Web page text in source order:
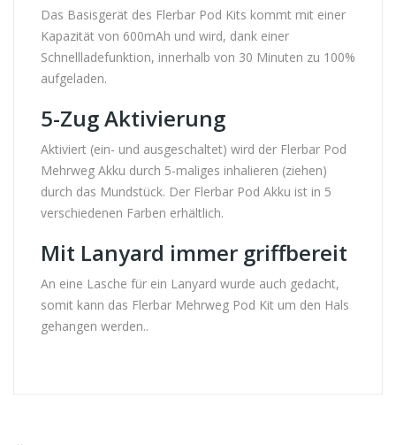
Das Basisgerät des Flerbar Pod Kits kommt mit einer
Kapazität von 600mAh und wird, dank einer
Schnellladefunktion, innerhalb von 30 Minuten zu 100%
aufgeladen.
5-Zug Aktivierung
Aktiviert (ein- und ausgeschaltet) wird der Flerbar Pod
Mehrweg Akku durch 5-maliges inhalieren (ziehen)
durch das Mundstück. Der Flerbar Pod Akku ist in 5
verschiedenen Farben erhältlich.
Mit Lanyard immer griffbereit
An eine Lasche für ein Lanyard wurde auch gedacht,
somit kann das Flerbar Mehrweg Pod Kit um den Hals
gehangen werden..